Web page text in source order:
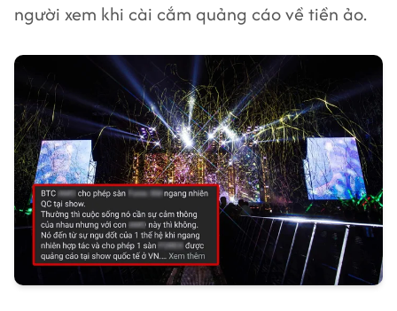
người xem khi cài cắm quảng cáo về tiền ảo.